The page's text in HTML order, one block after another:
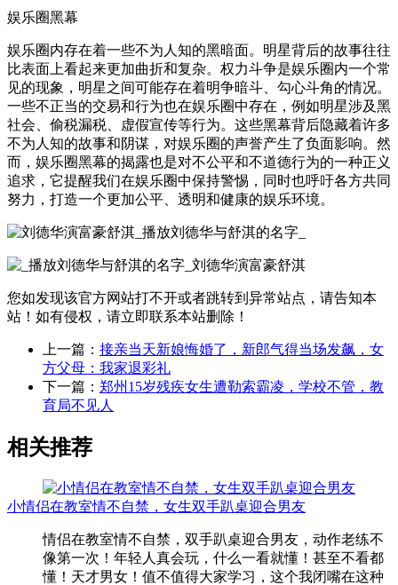
娱乐圈黑幕
娱乐圈内存在着一些不为人知的黑暗面。明星背后的故事往往
比表面上看起来更加曲折和复杂。权力斗争是娱乐圈内一个常
见的现象，明星之间可能存在着明争暗斗、勾心斗角的情况。
一些不正当的交易和行为也在娱乐圈中存在，例如明星涉及黑
社会、偷税漏税、虚假宣传等行为。这些黑幕背后隐藏着许多
不为人知的故事和阴谋，对娱乐圈的声誉产生了负面影响。然
而，娱乐圈黑幕的揭露也是对不公平和不道德行为的一种正义
追求，它提醒我们在娱乐圈中保持警惕，同时也呼吁各方共同
努力，打造一个更加公平、透明和健康的娱乐环境。
您如发现该官方网站打不开或者跳转到异常站点，请告知本
站！如有侵权，请立即联系本站删除！
上一篇： 接亲当天新娘悔婚了，新郎气得当场发飙，女
方父母：我家退彩礼
下一篇： 郑州15岁残疾女生遭勒索霸凌，学校不管，教
育局不见人
相关推荐
小情侣在教室情不自禁，女生双手趴桌迎合男友
情侣在教室情不自禁，双手趴桌迎合男友，动作老练不
像第一次！年轻人真会玩，什么一看就懂！甚至不看都
懂！天才男女！值不值得大家学习，这个我闭嘴在这种